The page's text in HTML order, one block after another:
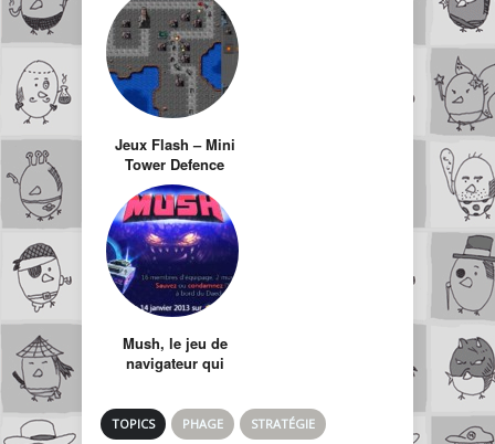
Jeux Flash – Mini
Tower Defence
Mush, le jeu de
navigateur qui
TOPICS PHAGE STRATÉGIE